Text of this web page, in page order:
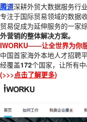
腾道深耕外贸大数据服务行业
专注于国际贸易领域的数据
贸易促成为延伸服务的一家
外营销的整体解决方案。
IWORKU——让全世界为你
中国首家海外本地人才招聘
经覆盖172个国家，让所有
(>>>点击了解更多)